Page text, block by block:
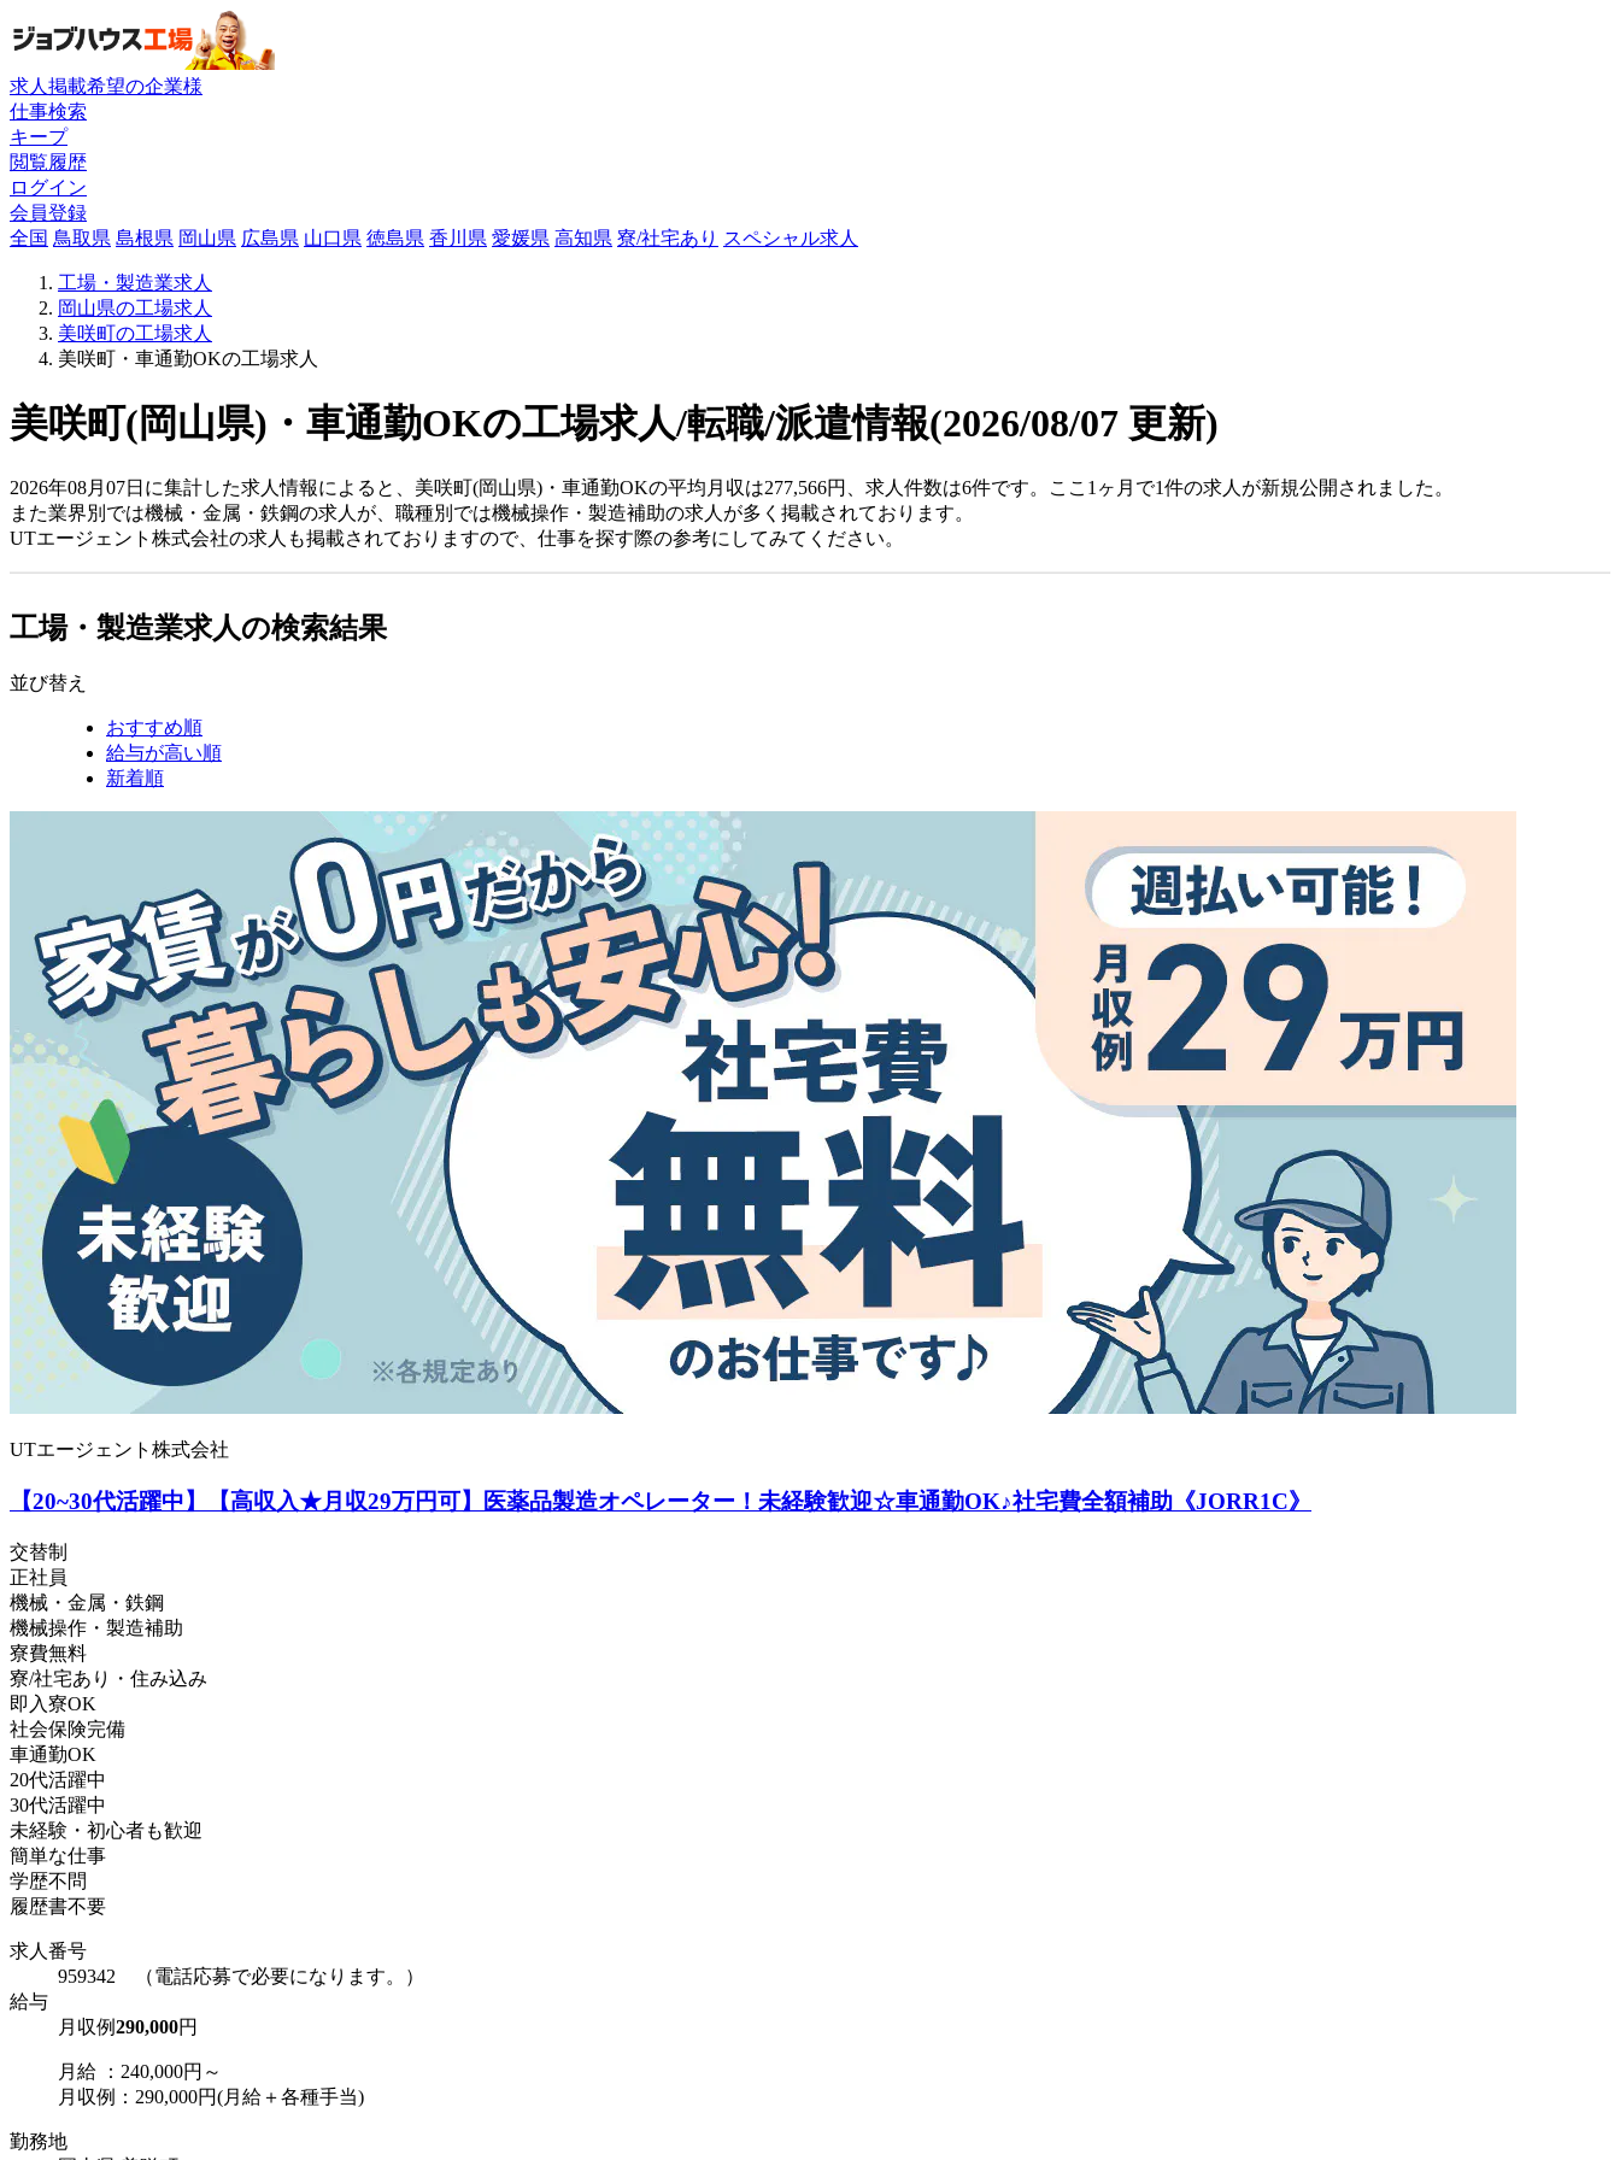
求人掲載希望の企業様
仕事検索
キープ
閲覧履歴
ログイン
会員登録
全国 鳥取県 島根県 岡山県 広島県 山口県 徳島県 香川県 愛媛県 高知県 寮/社宅あり スペシャル求人
工場・製造業求人
岡山県の工場求人
美咲町の工場求人
美咲町・車通勤OKの工場求人
美咲町(岡山県)・車通勤OKの工場求人/転職/派遣情報(2026/08/07 更新)
2026年08月07日に集計した求人情報によると、美咲町(岡山県)・車通勤OKの平均月収は277,566円、求人件数は6件です。ここ1ヶ月で1件の求人が新規公開されました。
また業界別では機械・金属・鉄鋼の求人が、職種別では機械操作・製造補助の求人が多く掲載されております。
UTエージェント株式会社の求人も掲載されておりますので、仕事を探す際の参考にしてみてください。
工場・製造業求人の検索結果
並び替え
おすすめ順
給与が高い順
新着順
UTエージェント株式会社
【20~30代活躍中】【高収入★月収29万円可】医薬品製造オペレーター！未経験歓迎☆車通勤OK♪社宅費全額補助《JORR1C》
交替制
正社員
機械・金属・鉄鋼
機械操作・製造補助
寮費無料
寮/社宅あり・住み込み
即入寮OK
社会保険完備
車通勤OK
20代活躍中
30代活躍中
未経験・初心者も歓迎
簡単な仕事
学歴不問
履歴書不要
求人番号
959342 （電話応募で必要になります。）
給与
月収例290,000円
月給 ：240,000円～
月収例：290,000円(月給＋各種手当)
勤務地